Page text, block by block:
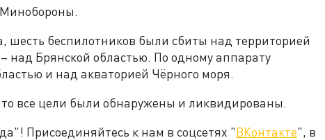
Минобороны.
шесть беспилотников были сбиты над территорией
над Брянской областью. По одному аппарату
и над акваторией Чёрного моря.
все цели были обнаружены и ликвидированы.
Присоединяйтесь к нам в соцсетях "ВКонтакте", в